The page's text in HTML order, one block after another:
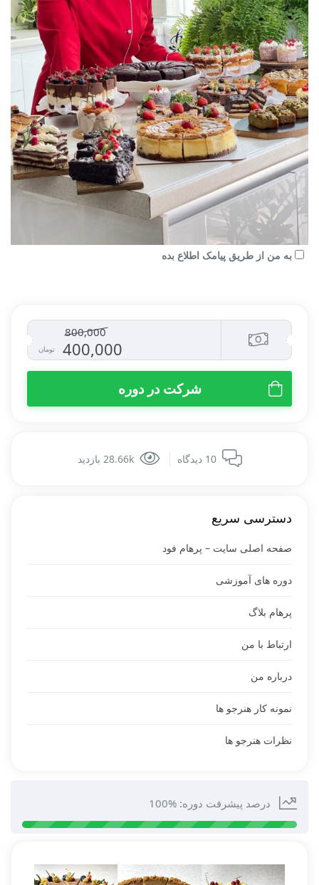
به من از طریق پیامک اطلاع بده
800,000
400,000 تومان
شرکت در دوره
10 دیدگاه 28.66k بازدید
دسترسی سریع
صفحه اصلی سایت – پرهام فود
دوره های آموزشی
پرهام بلاگ
ارتباط با من
درباره من
نمونه کار هنرجو ها
نظرات هنرجو ها
درصد پیشرفت دوره: %100